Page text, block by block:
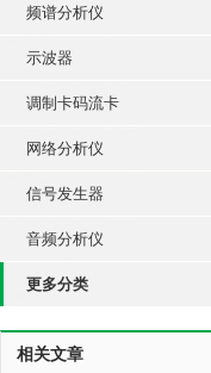
频谱分析仪
示波器
调制卡码流卡
网络分析仪
信号发生器
音频分析仪
更多分类
相关文章